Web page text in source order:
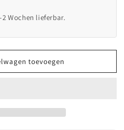
Wochen lieferbar.
toevoegen